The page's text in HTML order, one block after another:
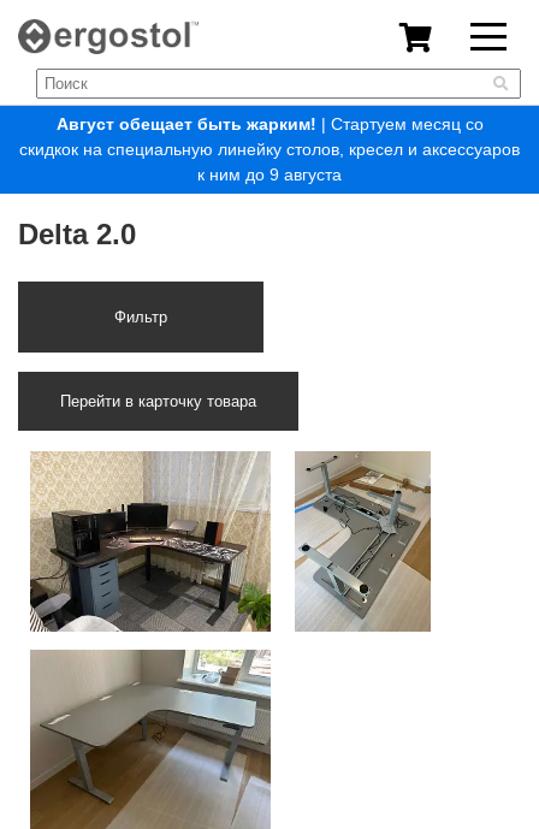
Август обещает быть жарким! | Стартуем месяц со
скидкок на специальную линейку столов, кресел и аксессуаров
к ним до 9 августа
Delta 2.0
Фильтр
Перейти в карточку товара